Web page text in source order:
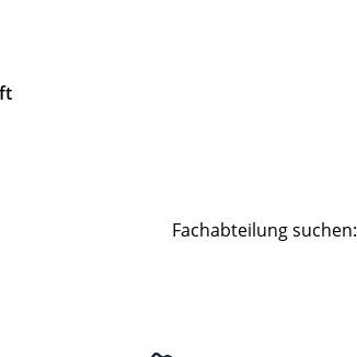
Fachabteilung suchen: